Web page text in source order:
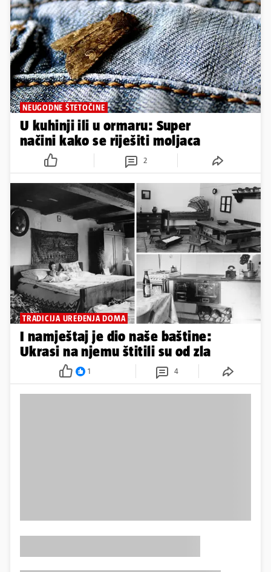
NEUGODNE ŠTETOČINE
U kuhinji ili u ormaru: Super
načini kako se riješiti moljaca
2
TRADICIJA UREĐENJA DOMA
I namještaj je dio naše baštine:
Ukrasi na njemu štitili su od zla
1 4